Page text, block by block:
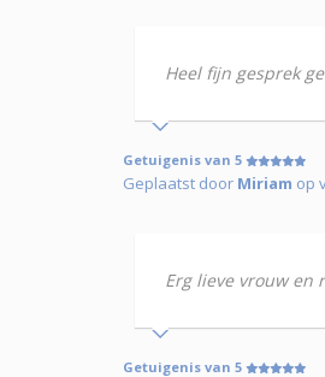
Heel fijn gesprek
Getuigenis van 5
Geplaatst door Miriam op
Erg lieve vrouw en
Getuigenis van 5